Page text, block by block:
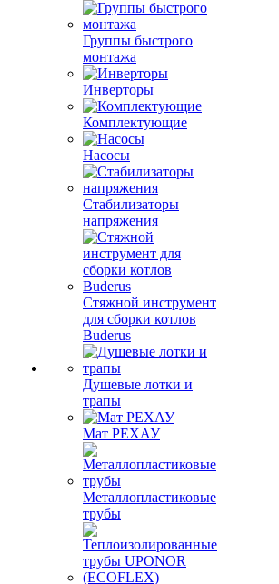
Группы быстрого
монтажа
Инверторы
Комплектующие
Насосы
Стабилизаторы
напряжения
Стяжной инструмент
для сборки котлов
Buderus
Душевые лотки и
трапы
Мат РЕХАУ
Металлопластиковые
трубы